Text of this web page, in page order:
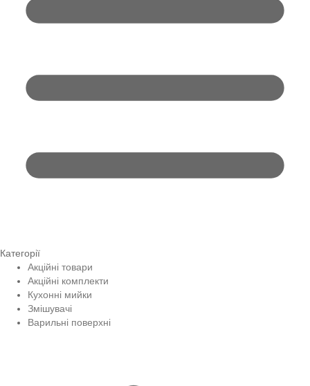
Категорії
Акційні товари
Акційні комплекти
Кухонні мийки
Змішувачі
Варильні поверхні